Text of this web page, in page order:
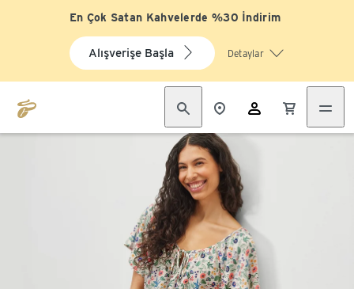
En Çok Satan Kahvelerde %30 İndirim
Alışverişe Başla Detaylar